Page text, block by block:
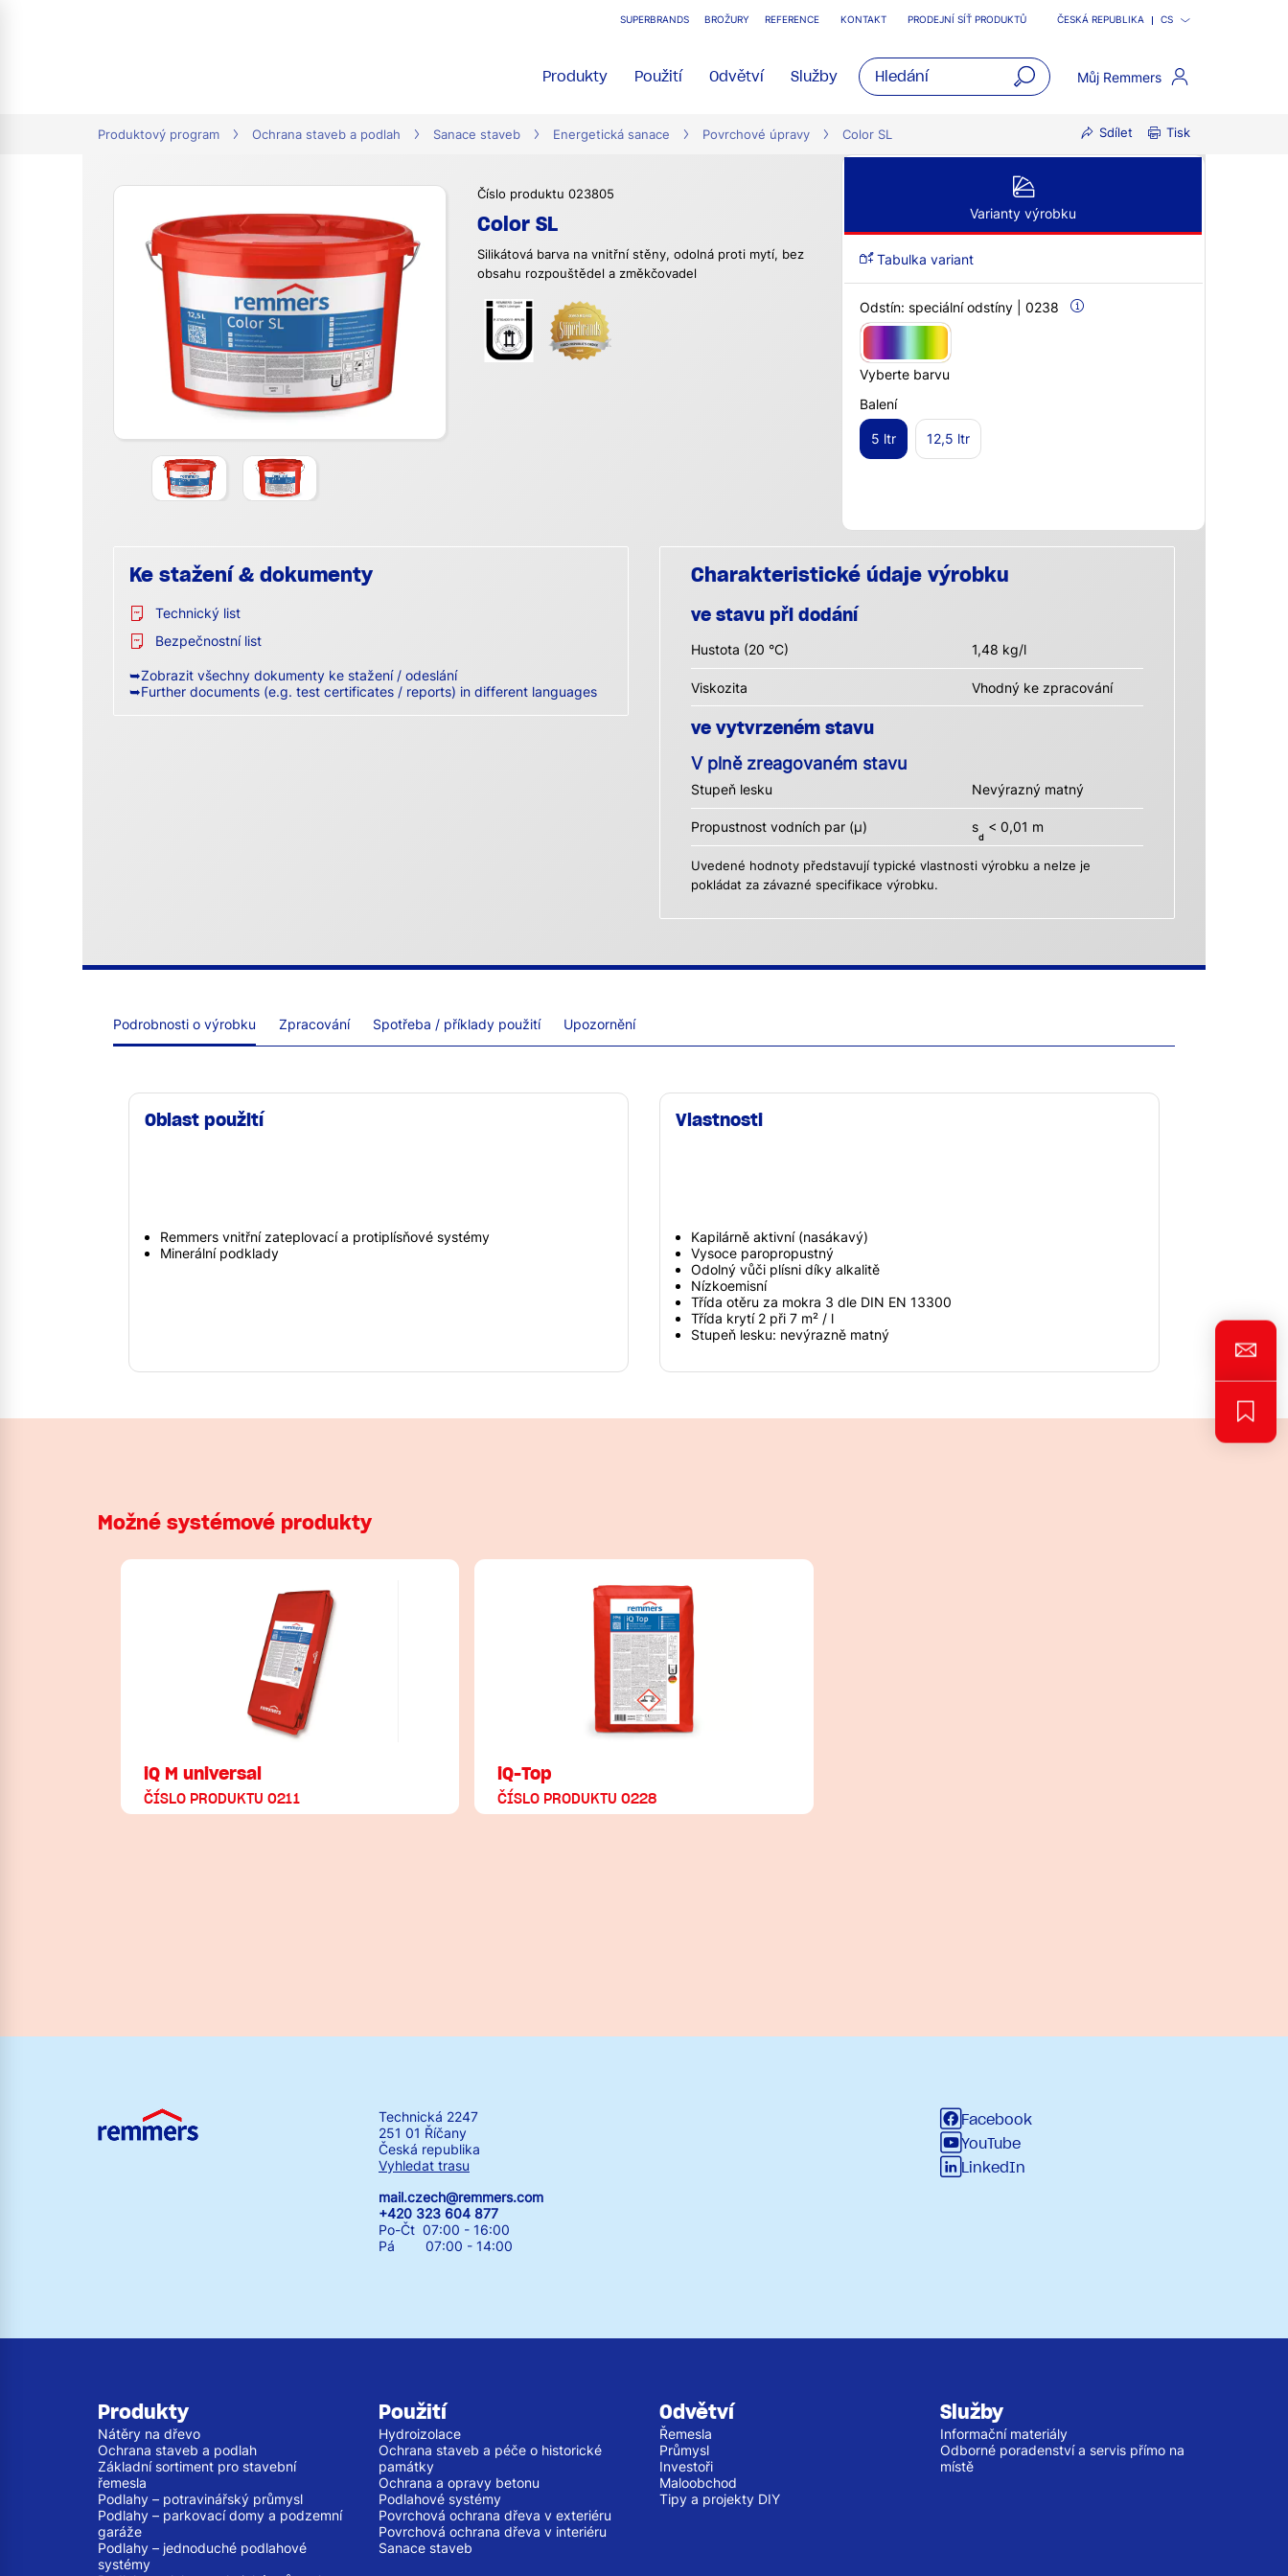
SUPERBRANDS BROŽURY REFERENCE KONTAKT PRODEJNÍ SÍŤ PRODUKTŮ ČESKÁ REPUBLIKA CS
Produkty Použití Odvětví Služby Můj Remmers
Produktový program Ochrana staveb a podlah Sanace staveb Energetická sanace Povrchové úpravy Color SL Sdílet Tisk
Číslo produktu 023805
Color SL
Silikátová barva na vnitřní stěny, odolná proti mytí, bez
obsahu rozpouštědel a změkčovadel
Varianty výrobku
Tabulka variant
Odstín: speciální odstíny | 0238
Vyberte barvu
Balení
5 ltr 12,5 ltr
Ke stažení & dokumenty
Technický list
Bezpečnostní list
➥Zobrazit všechny dokumenty ke stažení / odeslání
➥Further documents (e.g. test certificates / reports) in different languages
Charakteristické údaje výrobku
ve stavu při dodání
Hustota (20 °C) 1,48 kg/l
Viskozita Vhodný ke zpracování
ve vytvrzeném stavu
V plně zreagovaném stavu
Stupeň lesku Nevýrazný matný
Propustnost vodních par (µ) s
d
< 0,01 m
Uvedené hodnoty představují typické vlastnosti výrobku a nelze je
pokládat za závazné specifikace výrobku.
Podrobnosti o výrobku Zpracování Spotřeba / příklady použití Upozornění
Oblast použití
Remmers vnitřní zateplovací a protiplísňové systémy
Minerální podklady
Vlastnosti
Kapilárně aktivní (nasákavý)
Vysoce paropropustný
Odolný vůči plísni díky alkalitě
Nízkoemisní
Třída otěru za mokra 3 dle DIN EN 13300
Třída krytí 2 při 7 m² / l
Stupeň lesku: nevýrazně matný
Možné systémové produkty
iQ M universal
ČÍSLO PRODUKTU 0211
iQ-Top
ČÍSLO PRODUKTU 0228
Technická 2247
251 01 Říčany
Česká republika
Vyhledat trasu
mail.czech@remmers.com
+420 323 604 877
Po-Čt 07:00 - 16:00
Pá 07:00 - 14:00
Facebook
YouTube
LinkedIn
Produkty
Nátěry na dřevo
Ochrana staveb a podlah
Základní sortiment pro stavební
řemesla
Podlahy – potravinářský průmysl
Podlahy – parkovací domy a podzemní
garáže
Podlahy – jednoduché podlahové
systémy
Použití
Hydroizolace
Ochrana staveb a péče o historické
památky
Ochrana a opravy betonu
Podlahové systémy
Povrchová ochrana dřeva v exteriéru
Povrchová ochrana dřeva v interiéru
Sanace staveb
Odvětví
Řemesla
Průmysl
Investoři
Maloobchod
Tipy a projekty DIY
Služby
Informační materiály
Odborné poradenství a servis přímo na
místě